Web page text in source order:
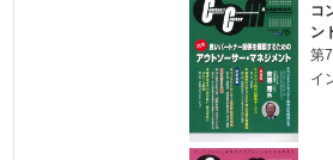
コ
ン
第
イ